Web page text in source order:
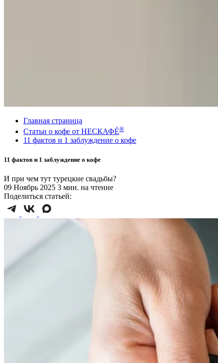
Главная страница
Статьи о кофе от НЕСКАФÉ®
11 фактов и 1 заблуждение о кофе
11 фактов и 1 заблуждение о кофе
И при чем тут турецкие свадьбы?
09 Ноябрь 2025 3 мин. на чтение
Поделиться статьей: